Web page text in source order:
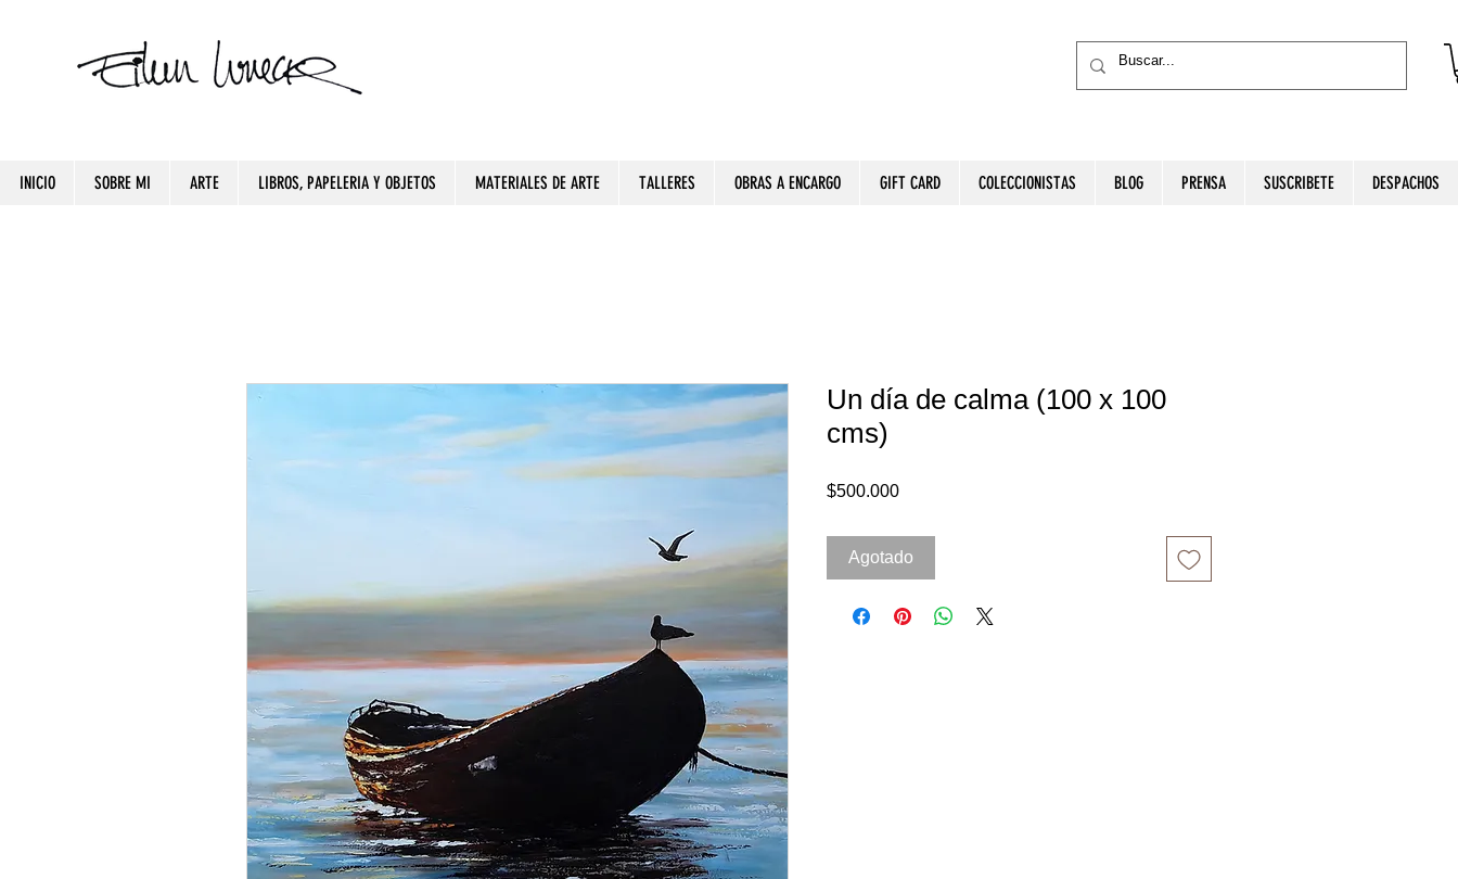
INICIO SOBRE MI ARTE LIBROS, PAPELERIA Y OBJETOS MATERIALES DE ARTE TALLERES OBRAS A ENCARGO GIFT CARD COLECCIONISTAS BLOG PRENSA SUSCRIBETE DESPACHOS
Un día de calma (100 x 100
cms)
$500.000Precio
Agotado